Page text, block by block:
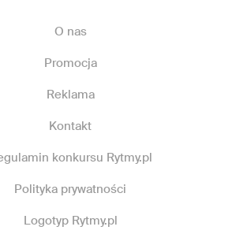
O nas
Promocja
Reklama
Kontakt
konkursu Rytmy.pl
Polityka prywatności
Logotyp Rytmy.pl